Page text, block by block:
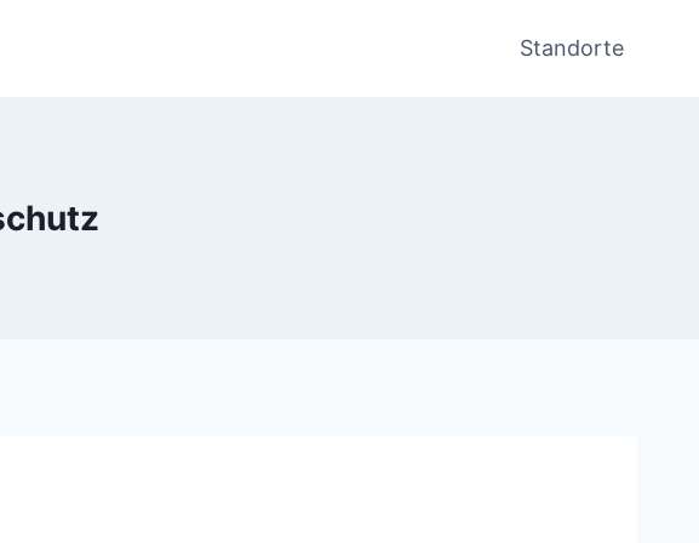
Standorte